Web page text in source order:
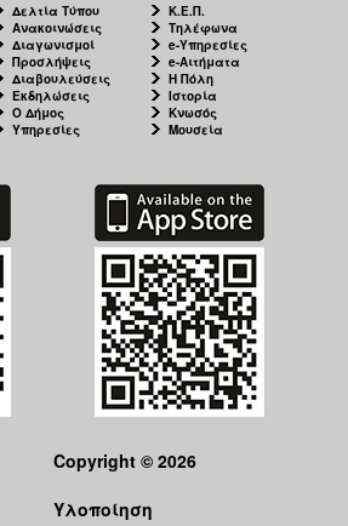
Δελτία Τύπου
Ανακοινώσεις
Διαγωνισμοί
Προσλήψεις
Διαβουλεύσεις
Εκδηλώσεις
Ο Δήμος
Υπηρεσίες
Κ.Ε.Π.
Τηλέφωνα
e-Υπηρεσίες
e-Αιτήματα
Η Πόλη
Ιστορία
Κνωσός
Μουσεία
Copyright © 2026
Υλοποίηση